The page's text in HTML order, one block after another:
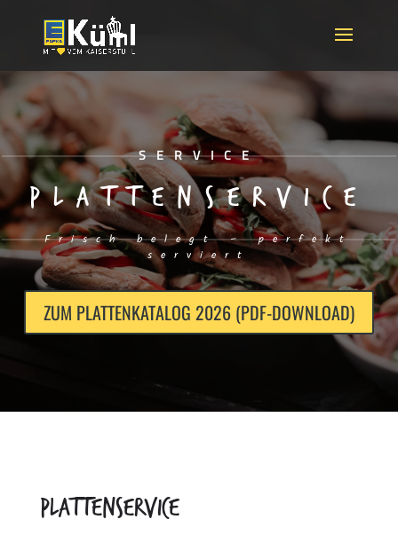
content
SERVICE
PLATTENSERVICE
Frisch belegt – perfekt
serviert
ZUM PLATTENKATALOG 2026 (PDF-DOWNLOAD)
Plattenservice